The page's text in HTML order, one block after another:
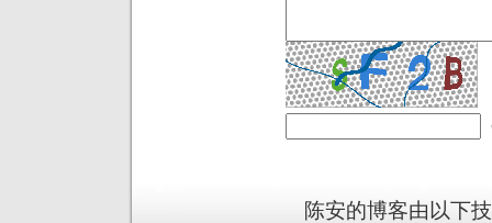
陈安的博客由以下